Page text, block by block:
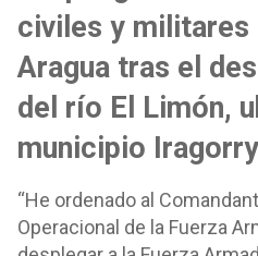
civiles y militares
Aragua tras el
del río El Limón,
municipio
“He ordenado al
Operacional de la Fuerza